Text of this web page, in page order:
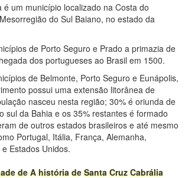
é um município localizado na Costa do
do Sul Baiano, no estado da
de Porto Seguro e Prado a primazia de
dos portugueses ao Brasil em 1500.
de Belmonte, Porto Seguro e Eunápolis,
possui uma extensão litorânea de
nasceu nesta região; 30% é oriunda de
sul da Bahia e os 35% restantes é formado
de outros estados brasileiros e até mesmo
Portugal, Itália, França, Alemanha,
Estados Unidos.
de A história de Santa Cruz Cabrália